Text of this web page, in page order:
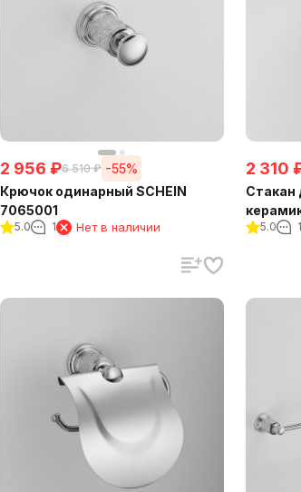
2 956 ₽6 510 ₽ -55%
Крючок одинарный SCHEIN
7065001
5.0 1 Нет в наличии
2 310
Стакан
5.0 1